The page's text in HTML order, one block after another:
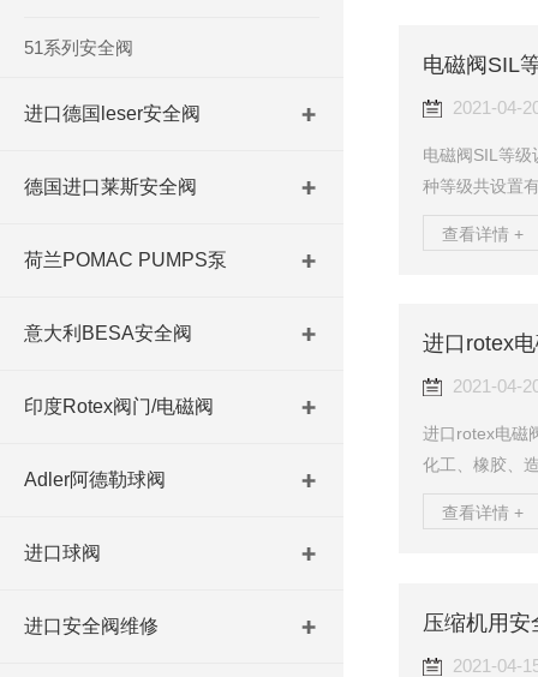
51系列安全阀
进口德国leser安全阀
德国进口莱斯安全阀
荷兰POMAC PUMPS泵
意大利BESA安全阀
印度Rotex阀门/电磁阀
Adler阿德勒球阀
进口球阀
进口安全阀维修
按压力级的下
电磁阀SIL
2021-04-
电磁阀SIL等
种等级共设置
失、环境影响
级；若不能，
查看详情 +
进口rotex
2021-04-
进口rotex电磁
化工、橡胶、
都可以做到小
正是因为这个
查看详情 +
压缩机用
2021-04-